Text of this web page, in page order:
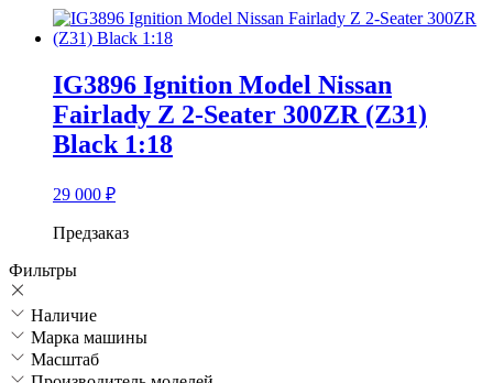
IG3896 Ignition Model Nissan
Fairlady Z 2-Seater 300ZR (Z31)
Black 1:18
29 000 ₽
Предзаказ
Фильтры
Наличие
Марка машины
Масштаб